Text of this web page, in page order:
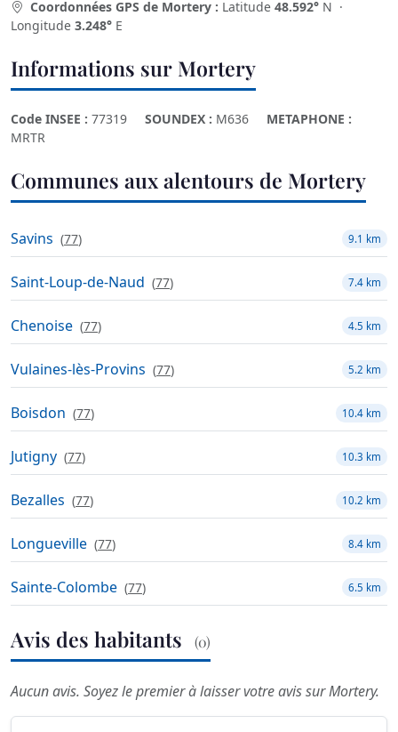
Coordonnées GPS de Mortery : Latitude 48.592° N ·
Longitude 3.248° E
Informations sur Mortery
Code INSEE : 77319 SOUNDEX : M636
METAPHONE :
MRTR
Communes aux alentours de Mortery
Savins (77) 9.1 km
Saint-Loup-de-Naud (77) 7.4 km
Chenoise (77) 4.5 km
Vulaines-lès-Provins (77) 5.2 km
Boisdon (77) 10.4 km
Jutigny (77) 10.3 km
Bezalles (77) 10.2 km
Longueville (77) 8.4 km
Sainte-Colombe (77) 6.5 km
Avis des habitants (0)
Aucun avis. Soyez le premier à laisser votre avis sur Mortery.